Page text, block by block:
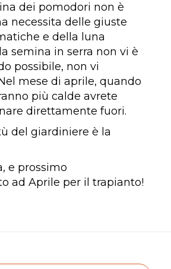
dei pomodori non è
necessita delle giuste
e della luna
semina in serra non vi è
possibile, non vi
mese di aprile, quando
più calde avrete
direttamente fuori.
del giardiniere è la
e prossimo
ad Aprile per il trapianto!